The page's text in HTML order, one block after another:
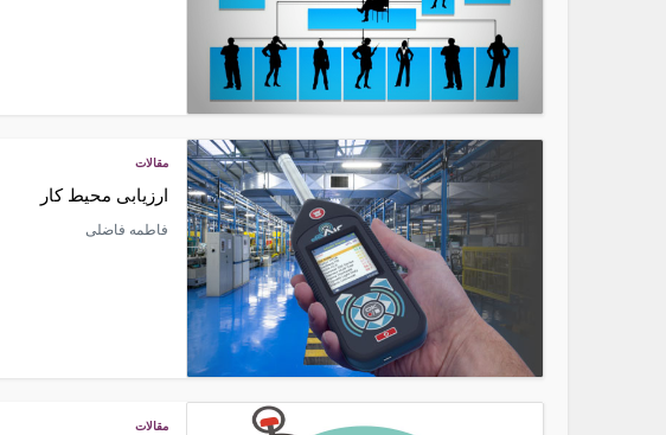
مقالات
ارزیابی محیط کار
فاطمه فاضلی
مقالات